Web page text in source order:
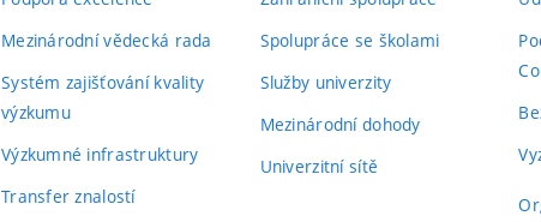
Mezinárodní vědecká rada
Systém zajišťování kvality
výzkumu
Výzkumné infrastruktury
Transfer znalostí
Spolupráce se školami
Služby univerzity
Mezinárodní dohody
Univerzitní sítě